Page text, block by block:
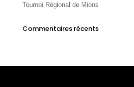
Tournoi Régional de Mions
Commentaires récents